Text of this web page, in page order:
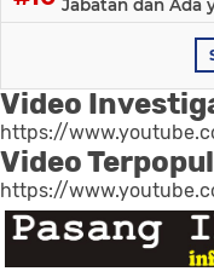
Jabatan dan Ada
Video
https://
Video
https://